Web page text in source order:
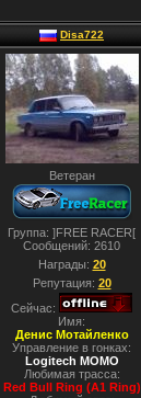
Disa722
Ветеран
Группа: ]FREE RACER[
Сообщений: 2610
Награды: 20
Репутация: 20
Сейчас:
Имя:
Денис Мотайленко
Управление в гонках:
Logitech MOMO
Любимая трасса:
Red Bull Ring (A1 Ring)